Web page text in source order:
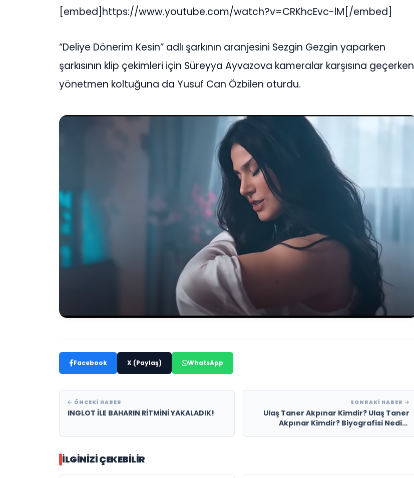
[embed]https://www.youtube.com/watch?v=CRKhcEvc-lM[/embed]
“Deliye Dönerim Kesin” adlı şarkının aranjesini Sezgin Gezgin yaparken
şarkısının klip çekimleri için Süreyya Ayvazova kameralar karşısına geçerken
yönetmen koltuğuna da Yusuf Can Özbilen oturdu.
Facebook X (Paylaş) WhatsApp
ÖNCEKI HABER
INGLOT İLE BAHARIN RİTMİNİ YAKALADIK!
SONRAKI HABER
Ulaş Taner Akpınar Kimdir? Ulaş Taner
Akpınar Kimdir? Biyografisi Nedir?
İLGINIZI ÇEKEBILIR